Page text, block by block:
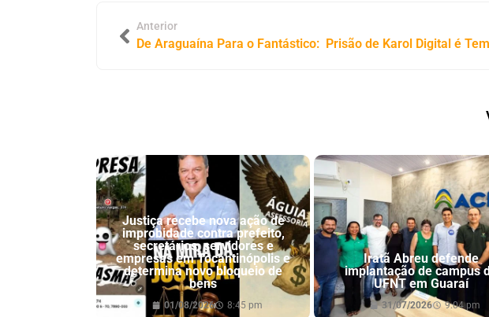
Anterior
Justiça recebe nova ação de
improbidade contra prefeito,
secretários, servidores e
empresas em Tocantinópolis e
determina novo bloqueio de
bens
01/08/2026 8:45 pm
Iratã Abreu defende
implantação de campus
UFNT em Guaraí
31/07/2026 9:04 pm